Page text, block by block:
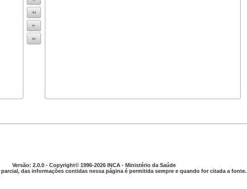
Versão: 2.0.0 - Copyright© 1996-2026 INCA - Ministério da Saúde
das informações contidas nessa página é permitida sempre e quando for citada a fonte.